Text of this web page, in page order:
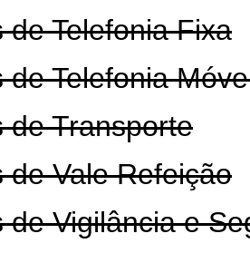
de Telefonia Fixa
de Telefonia
de Transporte
de Vale Refeição
de Vigilância e